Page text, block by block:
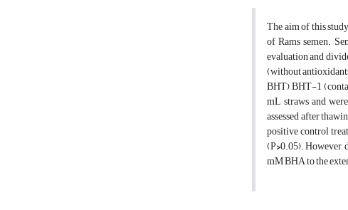
The aim of this
of Rams semen.
evaluation and
(without
BHT), BHT-1
mL straws and
assessed after
positive control
(P>0.05). However,
mM BHA to the